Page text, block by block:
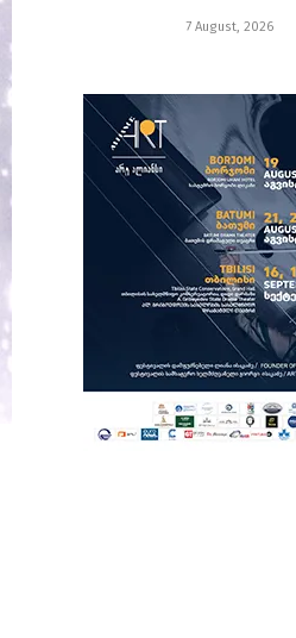
7 August, 2026